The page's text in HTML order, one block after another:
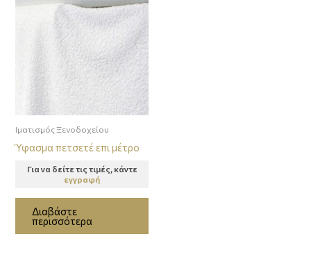
Ιματισμός Ξενοδοχείου
Ύφασμα πετσετέ επι μέτρο
Για να δείτε τις τιμές, κάντε
εγγραφή
Διαβάστε
περισσότερα